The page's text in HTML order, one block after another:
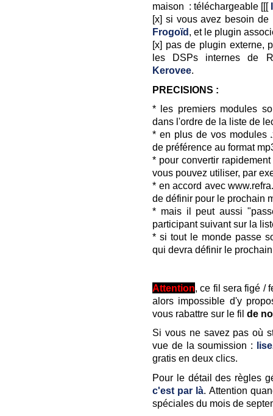
maison : téléchargeable [[[
[x] si vous avez besoin
Frogoïd, et le plugin
[x] pas de plugin externe,
les DSPs internes de
Kerovee.
PRECISIONS :
* les premiers modules
dans l'ordre de la liste de
* en plus de vos modules
de préférence au format
* pour convertir
vous pouvez utiliser, par
* en accord avec
de définir pour le prochain
* mais il peut aussi
participant suivant sur la
* si tout le monde passe
qui devra définir le
Attention, ce fil sera figé /
alors impossible d'y
vous rabattre sur le fil de
Si vous ne savez pas où
vue de la soumission :
gratis en deux clics.
Pour le détail des règles
c'est par là. Attention
spéciales du mois de